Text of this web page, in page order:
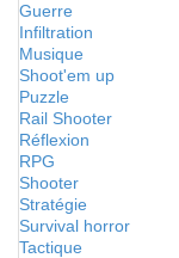
Guerre
Infiltration
Musique
Shoot'em up
Puzzle
Rail Shooter
Réflexion
RPG
Shooter
Stratégie
Survival horror
Tactique